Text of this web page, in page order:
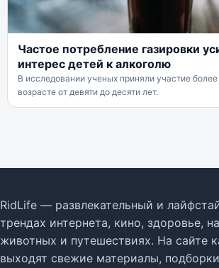
Частое потребление газировки
интерес детей к алкоголю
В исследовании ученых приняли участие
возрасте от девяти до десяти лет.
RidLife — развлекательный и
трендах интернета, кино, здоровье,
животных и путешествиях. На сайте
выходят свежие материалы,